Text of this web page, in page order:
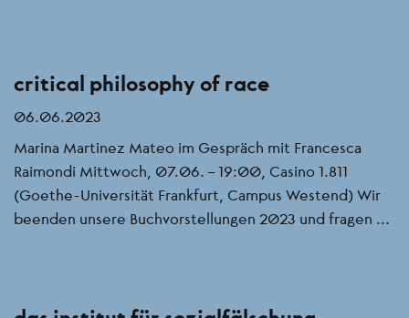
critical philosophy of race
06.06.2023
Marina Martinez Mateo im Gespräch mit Francesca
Raimondi Mittwoch, 07.06. – 19:00, Casino 1.811
(Goethe-Universität Frankfurt, Campus Westend) Wir
beenden unsere Buchvorstellungen 2023 und fragen ...